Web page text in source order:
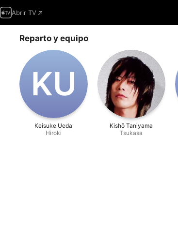
Abrir TV
Reparto y equipo
K‌U
Keisuke Ueda
Hiroki
Kishō Taniyama
Tsukasa